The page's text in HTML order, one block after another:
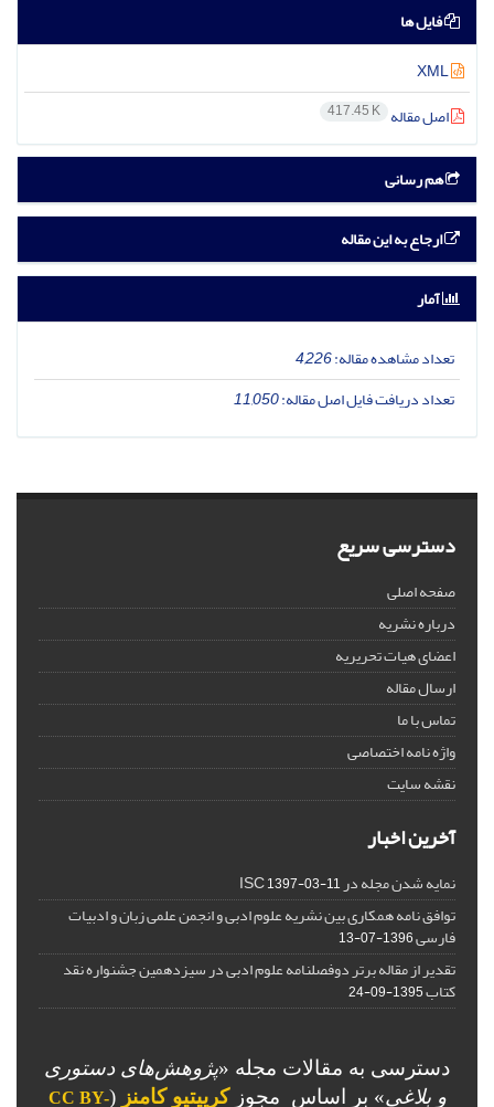
فایل ها
اصل مقاله 417.45 K
هم رسانی
ارجاع به این مقاله
آمار
تعداد مشاهده مقاله:4,226
تعداد دریافت فایل اصل مقاله:11,050
دسترسی سریع
صفحه اصلی
درباره نشریه
اعضای هیات تحریریه
ارسال مقاله
تماس با ما
واژه نامه اختصاصی
نقشه سایت
آخرین اخبار
نمایه شدن مجله در ISC1397-03-11
توافق نامه همکاری بین نشریه علوم ادبی و انجمن علمی زبان و ادبیات
فارسی1396-07-13
تقدیر از مقاله برتر دوفصلنامه علوم ادبی در سیزدهمین جشنواره نقد
کتاب1395-09-24
دسترسی به مقالات مجله «پژوهش‌های دستوری
و بلاغی» بر اساس مجوزکرییتیو کامنز (
CC BY-